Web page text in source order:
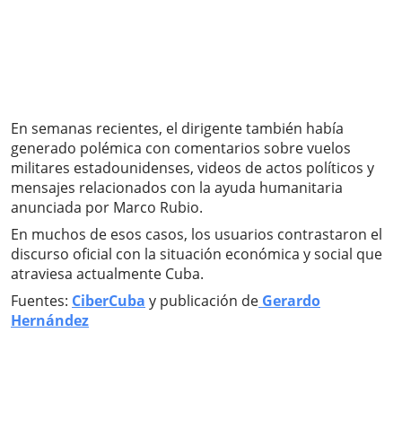
En semanas recientes, el dirigente también había
generado polémica con comentarios sobre vuelos
militares estadounidenses, videos de actos políticos y
mensajes relacionados con la ayuda humanitaria
anunciada por Marco Rubio.
En muchos de esos casos, los usuarios contrastaron el
discurso oficial con la situación económica y social que
atraviesa actualmente Cuba.
Fuentes: CiberCuba y publicación de Gerardo
Hernández